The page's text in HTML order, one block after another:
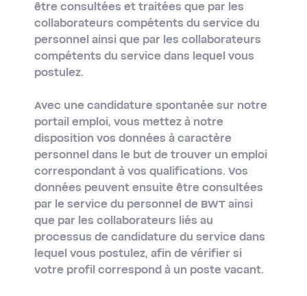
être consultées et traitées que par les
collaborateurs compétents du service du
personnel ainsi que par les collaborateurs
compétents du service dans lequel vous
postulez.
Avec une candidature spontanée sur notre
portail emploi, vous mettez à notre
disposition vos données à caractère
personnel dans le but de trouver un emploi
correspondant à vos qualifications. Vos
données peuvent ensuite être consultées
par le service du personnel de BWT ainsi
que par les collaborateurs liés au
processus de candidature du service dans
lequel vous postulez, afin de vérifier si
votre profil correspond à un poste vacant.